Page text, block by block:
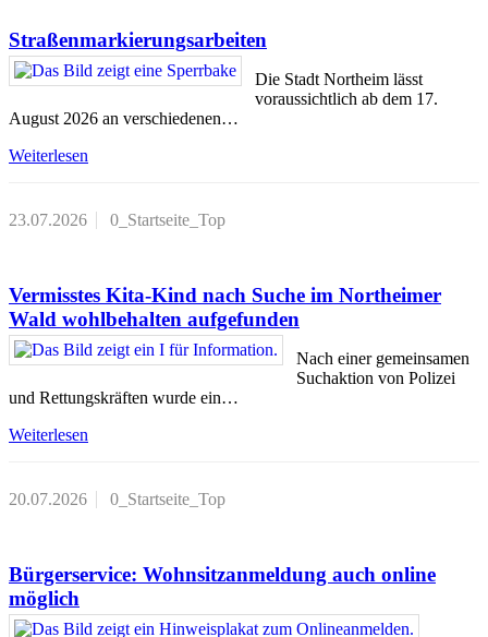
Straßenmarkierungsarbeiten
Die Stadt Northeim lässt
voraussichtlich ab dem 17.
August 2026 an verschiedenen…
Weiterlesen
23.07.2026 0_Startseite_Top
Vermisstes Kita-Kind nach Suche im Northeimer
Wald wohlbehalten aufgefunden
Nach einer gemeinsamen
Suchaktion von Polizei
und Rettungskräften wurde ein…
Weiterlesen
20.07.2026 0_Startseite_Top
Bürgerservice: Wohnsitzanmeldung auch online
möglich